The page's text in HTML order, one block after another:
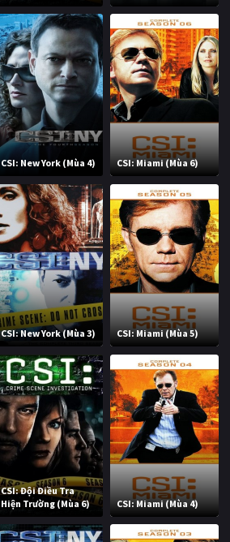
CSI: New York (Mùa 4) CSI: Miami (Mùa 6)
CSI: New York (Mùa 3) CSI: Miami (Mùa 5)
CSI: Đội Điều Tra
Hiện Trường (Mùa 6)
CSI: Miami (Mùa 4)